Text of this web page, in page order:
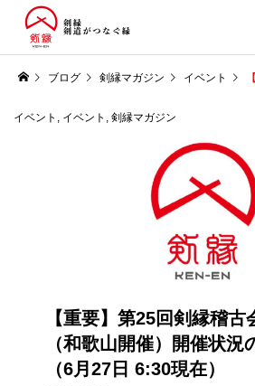
ブログ 剣縁マガジン イベント
イベント , イベント , 剣縁マガジン
【重要】第25回剣縁稽古
（和歌山開催）開催状況
（6月27日 6:30現在）